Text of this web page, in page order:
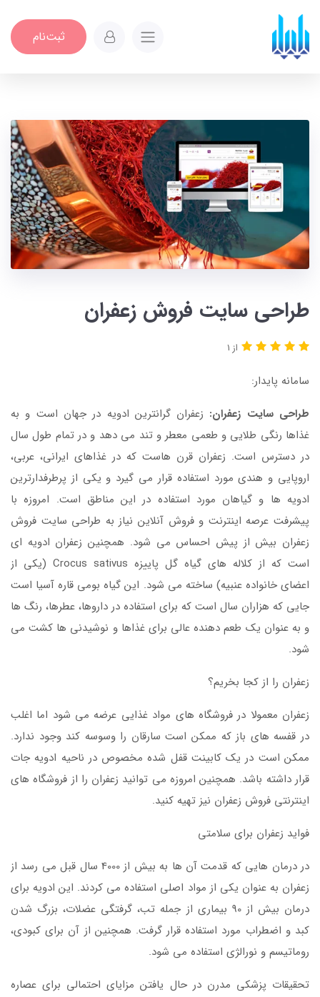
ثبت‌نام
طراحی سایت فروش زعفران
از 1
سامانه پایدار:
طراحی سایت زعفران: زعفران گرانترین ادویه در جهان است و به
غذاها رنگی طلایی و طعمی معطر و تند می دهد و در تمام طول سال
در دسترس است. زعفران قرن هاست که در غذاهای ایرانی، عربی،
اروپایی و هندی مورد استفاده قرار می گیرد و یکی از پرطرفدارترین
ادویه ها و گیاهان مورد استفاده در این مناطق است. امروزه با
پیشرفت عرصه اینترنت و فروش آنلاین نیاز به طراحی سایت فروش
زعفران بیش از پیش احساس می شود. همچنین زعفران ادویه ای
است که از کلاله های گیاه گل پاییزه Crocus sativus (یکی از
اعضای خانواده عنبیه) ساخته می شود. این گیاه بومی قاره آسیا است
جایی که هزاران سال است که برای استفاده در داروها، عطرها، رنگ ها
و به عنوان یک طعم دهنده عالی برای غذاها و نوشیدنی ها کشت می
شود.
زعفران را از کجا بخریم؟
زعفران معمولا در فروشگاه های مواد غذایی عرضه می شود اما اغلب
در قفسه های باز که ممکن است سارقان را وسوسه کند وجود ندارد.
ممکن است در یک کابینت قفل شده مخصوص در ناحیه ادویه جات
قرار داشته باشد. همچنین امروزه می توانید زعفران را از فروشگاه های
اینترنتی فروش زعفران نیز تهیه کنید.
فواید زعفران برای سلامتی
در درمان هایی که قدمت آن ها به بیش از 4000 سال قبل می رسد از
زعفران به عنوان یکی از مواد اصلی استفاده می کردند. این ادویه برای
درمان بیش از 90 بیماری از جمله تب، گرفتگی عضلات، بزرگ شدن
کبد و اضطراب مورد استفاده قرار گرفت. همچنین از آن برای کبودی،
روماتیسم و نورالژی استفاده می شود.
تحقیقات پزشکی مدرن در حال یافتن مزایای احتمالی برای عصاره